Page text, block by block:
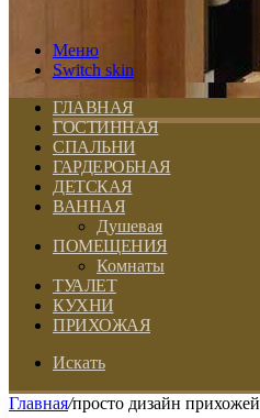
Меню
Switch skin
ГЛАВНАЯ
ГОСТИННАЯ
СПАЛЬНИ
ГАРДЕРОБНАЯ
ДЕТСКАЯ
ВАННАЯ
Душевая
ПОМЕЩЕНИЯ
Комнаты
ТУАЛЕТ
КУХНИ
ПРИХОЖАЯ
Искать
Главная/просто дизайн прихожей